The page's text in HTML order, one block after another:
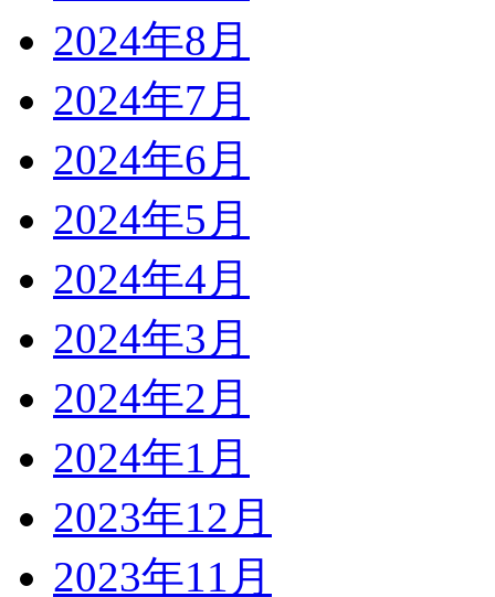
2024年8月
2024年7月
2024年6月
2024年5月
2024年4月
2024年3月
2024年2月
2024年1月
2023年12月
2023年11月